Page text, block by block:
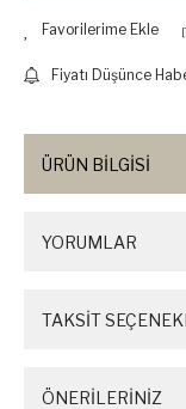
Fiyatı Düşünce
ÜRÜN BİLGİSİ
YORUMLAR
TAKSİT
ÖNERİLERİNİZ